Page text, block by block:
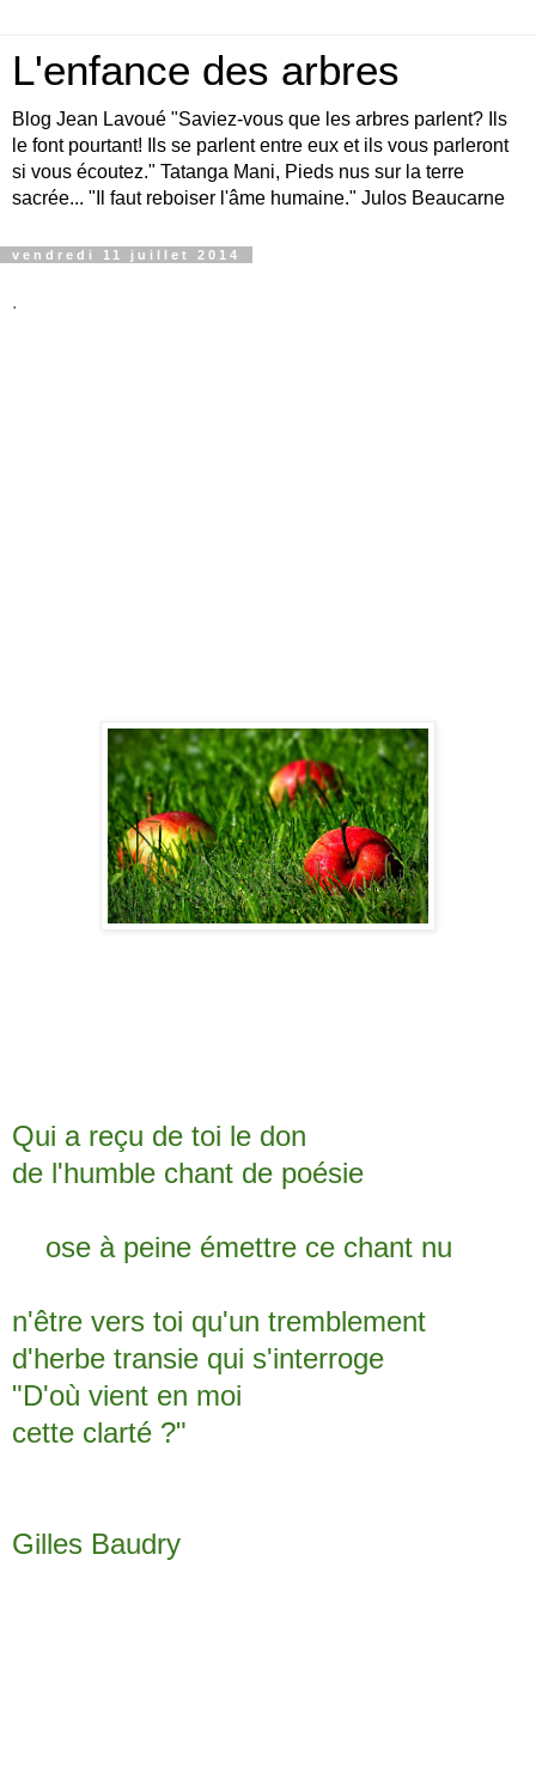
L'enfance des arbres
Blog Jean Lavoué "Saviez-vous que les arbres parlent? Ils
le font pourtant! Ils se parlent entre eux et ils vous parleront
si vous écoutez." Tatanga Mani, Pieds nus sur la terre
sacrée... "Il faut reboiser l'âme humaine." Julos Beaucarne
vendredi 11 juillet 2014
.
Qui a reçu de toi le don
de l'humble chant de poésie
ose à peine émettre ce chant nu
n'être vers toi qu'un tremblement
d'herbe transie qui s'interroge
"D'où vient en moi
cette clarté ?"
Gilles Baudry